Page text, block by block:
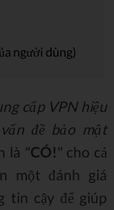
người dùng)
cấp VPN hiệu
đề bảo mật
là "CÓ! " cho cả
một đánh giá
tin cậy để giúp